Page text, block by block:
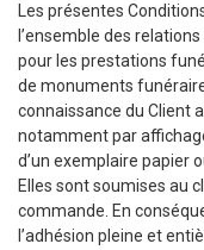
Les présentes
l’ensemble des
pour les prestations
de monuments
connaissance du Client
notamment par
d’un exemplaire papier
Elles sont soumises au
commande. En
l’adhésion pleine et